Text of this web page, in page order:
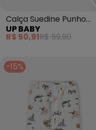
Calça Suedine Punho
Estampado
UP BABY
R$ 50,91R$ 59,90
-15%